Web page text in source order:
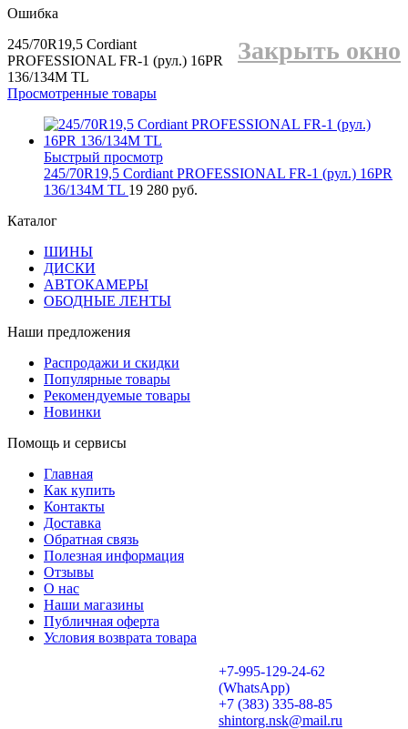
Ошибка
Закрыть окно
245/70R19,5 Cordiant
PROFESSIONAL FR-1 (рул.) 16PR
136/134M TL
Просмотренные товары
Быстрый просмотр
245/70R19,5 Cordiant PROFESSIONAL FR-1 (рул.) 16PR
136/134M TL 19 280 руб.
Каталог
ШИНЫ
ДИСКИ
АВТОКАМЕРЫ
ОБОДНЫЕ ЛЕНТЫ
Наши предложения
Распродажи и скидки
Популярные товары
Рекомендуемые товары
Новинки
Помощь и сервисы
Главная
Как купить
Контакты
Доставка
Обратная связь
Полезная информация
Отзывы
О нас
Наши магазины
Публичная оферта
Условия возврата товара
+7-995-129-24-62
(WhatsApp)
+7 (383) 335-88-85
shintorg.nsk@mail.ru